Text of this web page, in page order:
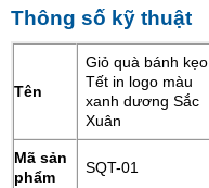
Thông số kỹ thuật
Tên
Giỏ quà bánh kẹo
Tết in logo màu
xanh dương Sắc
Xuân
Mã sản
phẩm
SQT-01